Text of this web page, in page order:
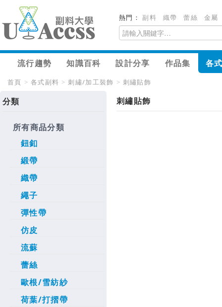
熱門：副料 織帶 蕾絲 金屬
流行趨勢 知識百科 設計分享 作品集 各
首頁 > 各式副料 > 刺繡/加工裝飾 > 刺繡貼飾
分類
所有商品分類
鈕釦
緞帶
織帶
繩子
彈性帶
仿皮
流蘇
蕾絲
歐根/雪紡紗
荷葉/打摺帶
刺繡貼飾